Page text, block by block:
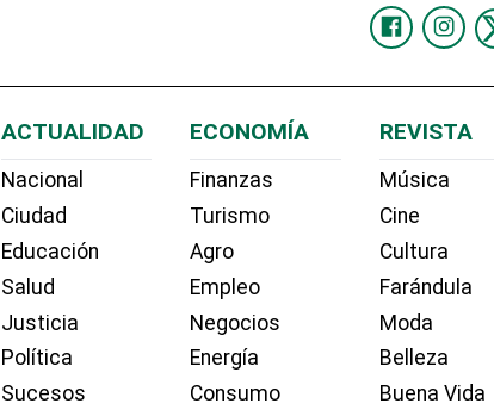
ACTUALIDAD
Nacional
Ciudad
Educación
Salud
Justicia
Política
Sucesos
ECONOMÍA
Finanzas
Turismo
Agro
Empleo
Negocios
Energía
Consumo
REVISTA
Música
Cine
Cultura
Farándula
Moda
Belleza
Buena Vida